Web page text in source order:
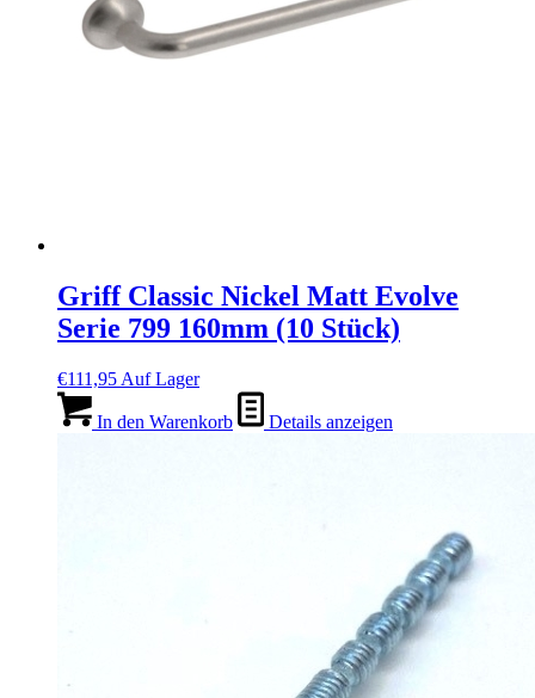
Griff Classic Nickel Matt Evolve
Serie 799 160mm (10 Stück)
€111,95 Auf Lager
In den Warenkorb Details anzeigen